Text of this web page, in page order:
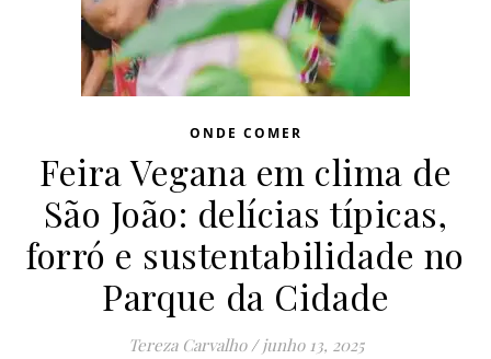
ONDE COMER
Feira Vegana em clima de
São João: delícias típicas,
forró e sustentabilidade no
Parque da Cidade
Tereza Carvalho / junho 13, 2025